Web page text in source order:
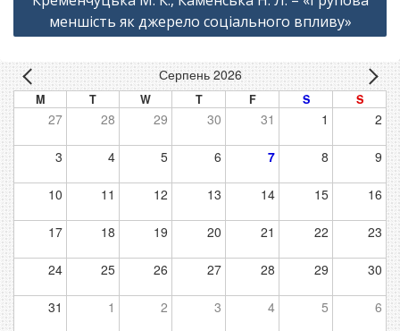
меншість як джерело соціального впливу»
Серпень 2026
M T W T F S S
27 28 29 30 31 1 2
3 4 5 6 7 8 9
10 11 12 13 14 15 16
17 18 19 20 21 22 23
24 25 26 27 28 29 30
31 1 2 3 4 5 6